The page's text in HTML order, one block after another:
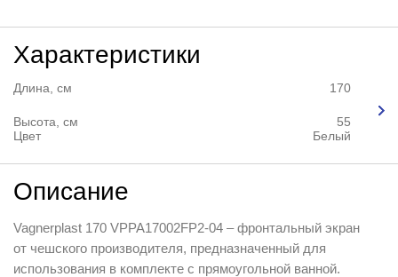
Характеристики
Длина, см 170
Высота, см
55
Цвет
Белый
Описание
Vagnerplast 170 VPPA17002FP2-04 – фронтальный экран
от чешского производителя, предназначенный для
использования в комплекте с прямоугольной ванной.